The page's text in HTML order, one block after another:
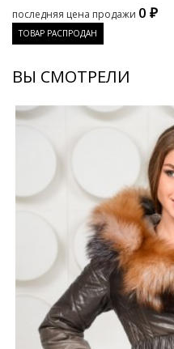
последняя цена продажи 0 ₽
ТОВАР РАСПРОДАН
ВЫ СМОТРЕЛИ